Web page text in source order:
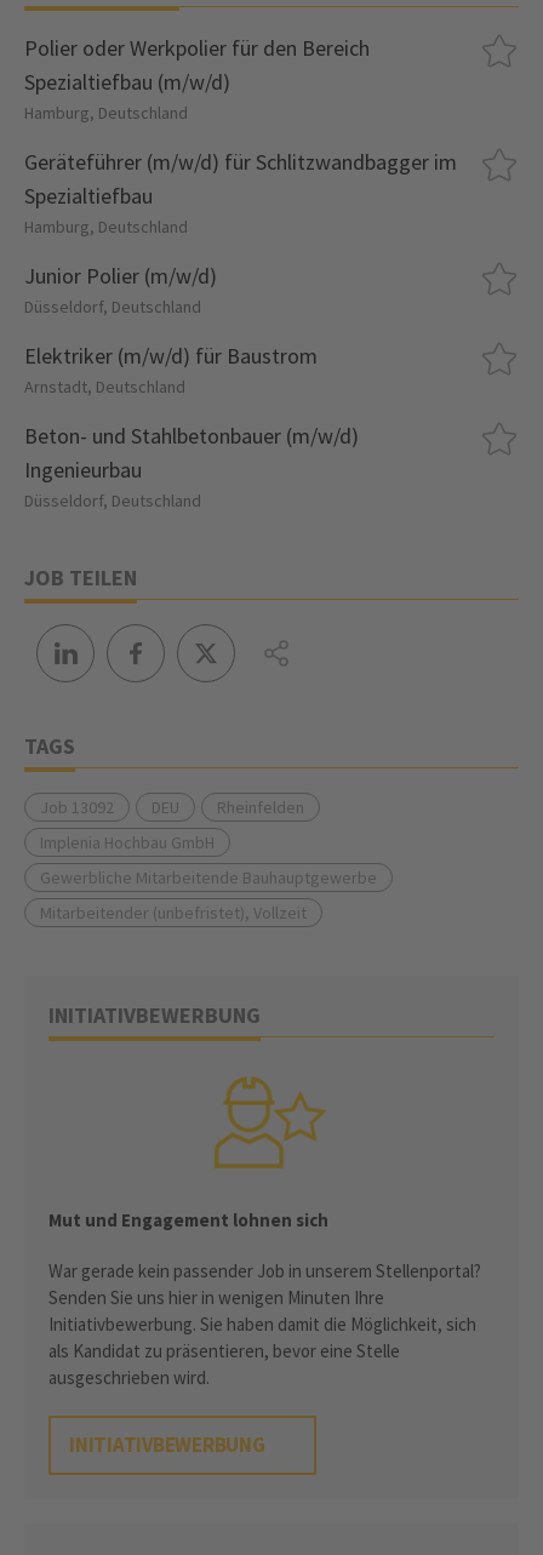
Polier oder Werkpolier für den Bereich
Spezialtiefbau (m/w/d)
Hamburg, Deutschland
Geräteführer (m/w/d) für Schlitzwandbagger im
Spezialtiefbau
Hamburg, Deutschland
Junior Polier (m/w/d)
Düsseldorf, Deutschland
Elektriker (m/w/d) für Baustrom
Arnstadt, Deutschland
Beton- und Stahlbetonbauer (m/w/d)
Ingenieurbau
Düsseldorf, Deutschland
JOB TEILEN
TAGS
Job 13092 DEU
Rheinfelden
Implenia Hochbau GmbH
Gewerbliche Mitarbeitende Bauhauptgewerbe
Mitarbeitender (unbefristet), Vollzeit
INITIATIVBEWERBUNG
Mut und Engagement lohnen sich
War gerade kein passender Job in unserem Stellenportal?
Senden Sie uns hier in wenigen Minuten Ihre
Initiativbewerbung. Sie haben damit die Möglichkeit, sich
als Kandidat zu präsentieren, bevor eine Stelle
ausgeschrieben wird.
INITIATIVBEWERBUNG